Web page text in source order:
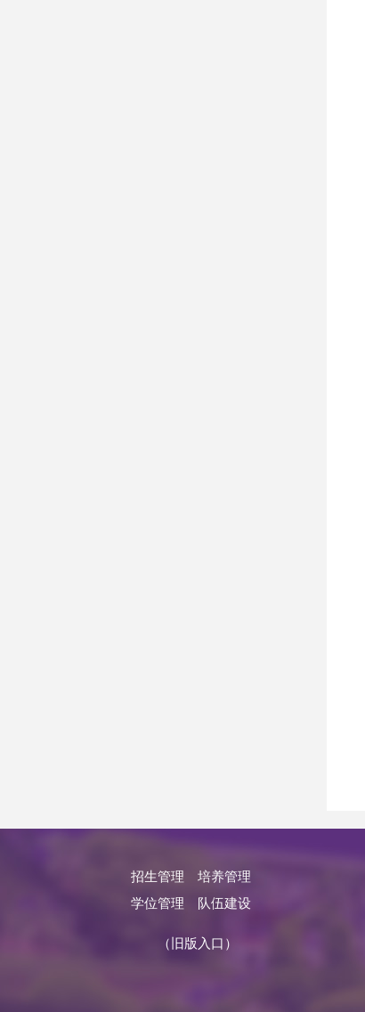
招生管理
培养管理
学位管理
队伍建设
（旧版入口）